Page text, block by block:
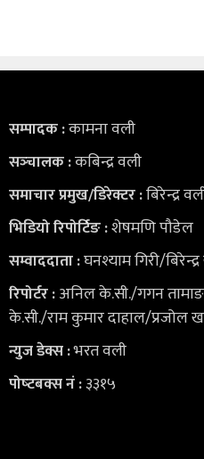
सम्पादक :कामना वली
सञ्‍चालक :कबिन्द्र वली
समाचार प्रमुख/डिरेक्टर :बिरेन्द्र
भिडियोरिपोर्टिङ :शेषमणि पौडेल
सम्वाददाता :घनश्याम गिरी/
रिपोर्टर :अनिल के.सी./गगन
के.सी./राम कुमार दाहाल/प्रजोल
न्युज डेक्स:भरत वली
पोष्‍टबक्स नं :३३१५